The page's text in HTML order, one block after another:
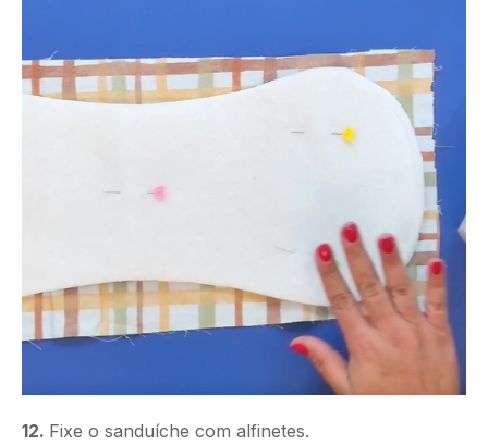
12. Fixe o sanduíche com alfinetes.